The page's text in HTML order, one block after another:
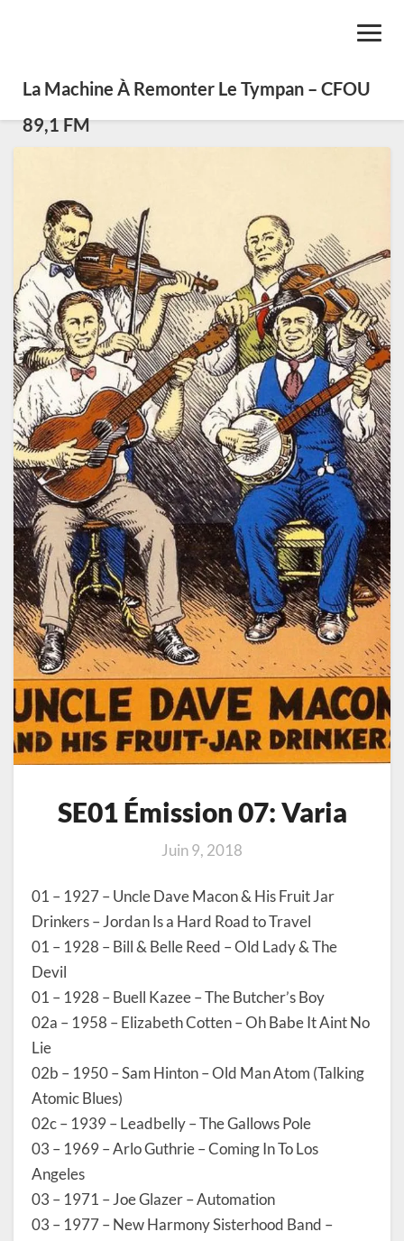
Toggle
La Machine À Remonter Le Tympan – CFOU
89,1 FM
07:
Varia
SE01 Émission 07: Varia
Juin 9, 2018
01 – 1927 – Uncle Dave Macon & His Fruit Jar
Drinkers – Jordan Is a Hard Road to Travel
01 – 1928 – Bill & Belle Reed – Old Lady & The
Devil
01 – 1928 – Buell Kazee – The Butcher’s Boy
02a – 1958 – Elizabeth Cotten – Oh Babe It Aint No
Lie
02b – 1950 – Sam Hinton – Old Man Atom (Talking
Atomic Blues)
02c – 1939 – Leadbelly – The Gallows Pole
03 – 1969 – Arlo Guthrie – Coming In To Los
Angeles
03 – 1971 – Joe Glazer – Automation
03 – 1977 – New Harmony Sisterhood Band –